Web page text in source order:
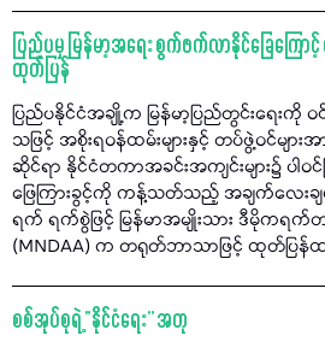
ပြည်ပမှ မြန်မာ့အရေး စွက်ဖက်လာနိုင်ခြေကြေ
ထုတ်ပြန်
ပြည်ပနိုင်ငံအချို့က မြန်မာ့ပြည်တွင်းရေးကို
သဖြင့် အစိုးရဝန်ထမ်းများနှင့် တပ်ဖွဲ့ဝင်များအ
ဆိုင်ရာ နိုင်ငံတကာအခင်းအကျင်းများ၌ ပါဝ
ဖြေကြားခွင့်ကို ကန့်သတ်သည့် အချက်လေး
ရက် ရက်စွဲဖြင့် မြန်မာအမျိုးသား ဒီမိုကရ
(MNDAA) က တရုတ်ဘာသာဖြင့် ထုတ်ပြန်
စစ်အုပ်စုရဲ့ “နိုင်ငံရေး” အတု